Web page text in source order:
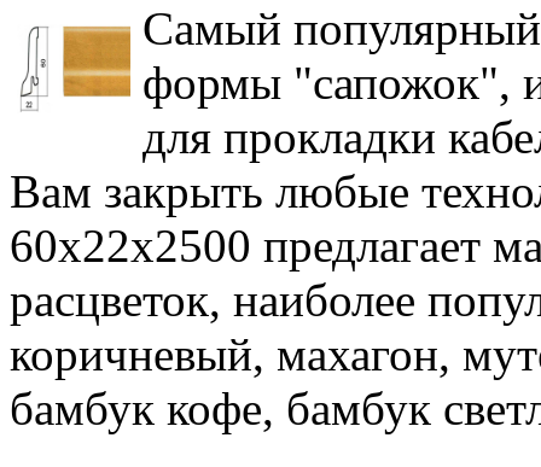
Самый популярный
формы "сапожок",
для прокладки
Вам закрыть любые
60х22х2500 предлагает
расцветок, наиболее
коричневый, махагон,
бамбук кофе, бамбук